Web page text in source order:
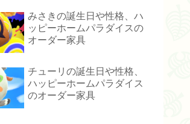
みさきの誕生日や性格、ハ
ッピーホームパラダイスの
オーダー家具
チューリの誕生日や性格、
ハッピーホームパラダイス
のオーダー家具